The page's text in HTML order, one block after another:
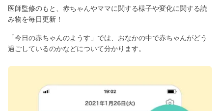
医師監修のもと、赤ちゃんやママに関する様子や変化に関する読
み物を毎日更新！
「今日の赤ちゃんのようす」では、おなかの中で赤ちゃんがどう
過ごしているのかなどについて分かります。